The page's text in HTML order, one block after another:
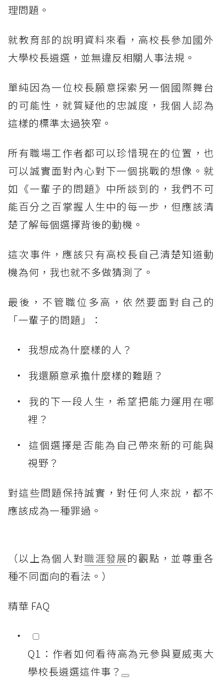
理問題。
就教育部的說明資料來看，高校長參加國外
大學校長遴選，並無違反相關人事法規。
單純因為一位校長願意探索另一個國際舞台
的可能性，就質疑他的忠誠度，我個人認為
這樣的標準太過狹窄。
所有職場工作者都可以珍惜現在的位置，也
可以誠實面對內心對下一個挑戰的想像。就
如《一輩子的問題》中所談到的，我們不可
能百分之百掌握人生中的每一步，但應該清
楚了解每個選擇背後的動機。
這次事件，應該只有高校長自己清楚知道動
機為何，我也就不多做猜測了。
最後，不管職位多高，依然要面對自己的
「一輩子的問題」：
我想成為什麼樣的人？
我還願意承擔什麼樣的難題？
我的下一段人生，希望把能力運用在哪
裡？
這個選擇是否能為自己帶來新的可能與
視野？
對這些問題保持誠實，對任何人來說，都不
應該成為一種罪過。
（以上為個人對職涯發展的觀點，並尊重各
種不同面向的看法。）
精華 FAQ
Q1：作者如何看待高為元參與夏威夷大
學校長遴選這件事？